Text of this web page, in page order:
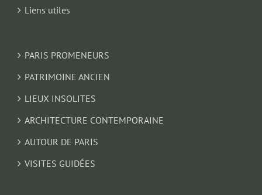
Liens utiles
PARIS PROMENEURS
PATRIMOINE ANCIEN
LIEUX INSOLITES
ARCHITECTURE CONTEMPORAINE
AUTOUR DE PARIS
VISITES GUIDÉES